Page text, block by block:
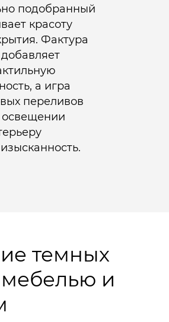
подобранный
красоту
Фактура
а игра
переливов
темных
и